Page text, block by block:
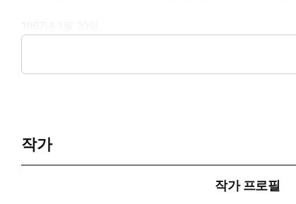
* 한국어판 <권위와 순복>은 중문판에 기반하였으나, 분
작가
작가 프로필